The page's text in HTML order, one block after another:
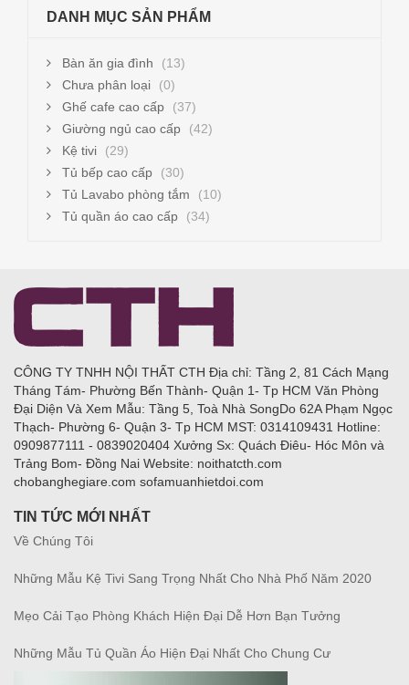
DANH MỤC SẢN PHẨM
Bàn ăn gia đình
(13)
Chưa phân loại
(0)
Ghế cafe cao cấp
(37)
Giường ngủ cao cấp
(42)
Kệ tivi
(29)
Tủ bếp cao cấp
(30)
Tủ Lavabo phòng tắm
(10)
Tủ quần áo cao cấp
(34)
CÔNG TY TNHH NỘI THẤT CTH Địa chỉ: Tầng 2, 81 Cách Mạng
Tháng Tám- Phường Bến Thành- Quận 1- Tp HCM Văn Phòng
Đại Diện Và Xem Mẫu: Tầng 5, Toà Nhà SongDo 62A Phạm Ngọc
Thạch- Phường 6- Quận 3- Tp HCM MST: 0314109431 Hotline:
0909877111 - 0839020404 Xưởng Sx: Quách Điêu- Hóc Môn và
Trảng Bom- Đồng Nai Website: noithatcth.com
chobanghegiare.com sofamuanhietdoi.com
TIN TỨC MỚI NHẤT
Về Chúng Tôi
Những Mẫu Kệ Tivi Sang Trọng Nhất Cho Nhà Phố Năm 2020
Mẹo Cải Tạo Phòng Khách Hiện Đại Dễ Hơn Bạn Tưởng
Những Mẫu Tủ Quần Áo Hiện Đại Nhất Cho Chung Cư